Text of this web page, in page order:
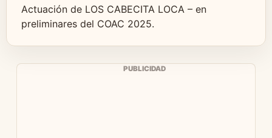
Actuación de LOS CABECITA LOCA – en
preliminares del COAC 2025.
PUBLICIDAD